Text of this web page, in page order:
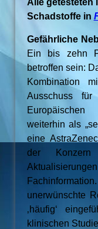
Alle getesteten
Schadstoffe in
Gefährliche
Ein bis zehn
betroffen sein:
Kombination
Ausschuss für
weiterhin als
eine
der
unerwünschte
‚häufig‘
klinischen